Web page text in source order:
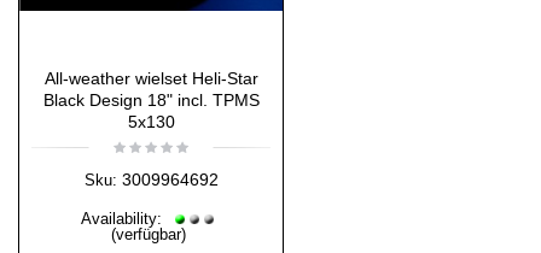
All-weather wielset Heli-Star
Black Design 18" incl. TPMS
5x130
Sku: 3009964692
Availability:
(verfügbar)